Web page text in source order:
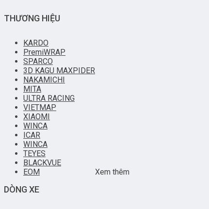
THƯƠNG HIỆU
KARDO
PremiWRAP
SPARCO
3D KAGU MAXPIDER
NAKAMICHI
MITA
ULTRA RACING
VIETMAP
XIAOMI
WINCA
ICAR
WINCA
TEYES
BLACKVUE
EOM
Xem thêm
DÒNG XE